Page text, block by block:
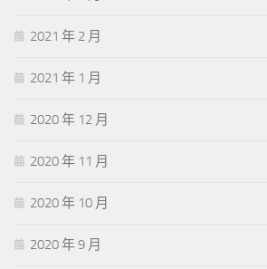
2021 年 2 月
2021 年 1 月
2020 年 12 月
2020 年 11 月
2020 年 10 月
2020 年 9 月